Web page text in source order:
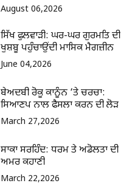
August 06,2026
ਸਿੱਖ ਫੁਲਵਾੜੀ: ਘਰ-ਘਰ ਗੁਰਮਤਿ ਦੀ
ਖੁਸ਼ਬੂ ਪਹੁੰਚਾਉਂਦੀ ਮਾਸਿਕ ਮੈਗਜ਼ੀਨ
June 04,2026
ਬੇਅਦਬੀ ਰੋਕੂ ਕਾਨੂੰਨ ‘ਤੇ ਚਰਚਾ:
ਸਿਆਣਪ ਨਾਲ ਫੈਸਲਾ ਕਰਨ ਦੀ ਲੋੜ
March 27,2026
ਸਾਕਾ ਸਰਹਿੰਦ: ਧਰਮ ਤੇ ਅਡੋਲਤਾ ਦੀ
ਅਮਰ ਕਹਾਣੀ
March 22,2026